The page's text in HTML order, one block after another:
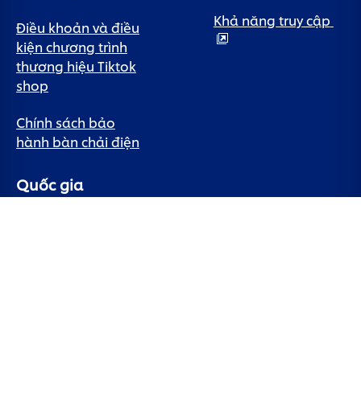
Điều khoản và điều
kiện chương trình
thương hiệu Tiktok
shop
Chính sách bảo
hành bàn chải điện
Khả năng truy cập
Quốc gia